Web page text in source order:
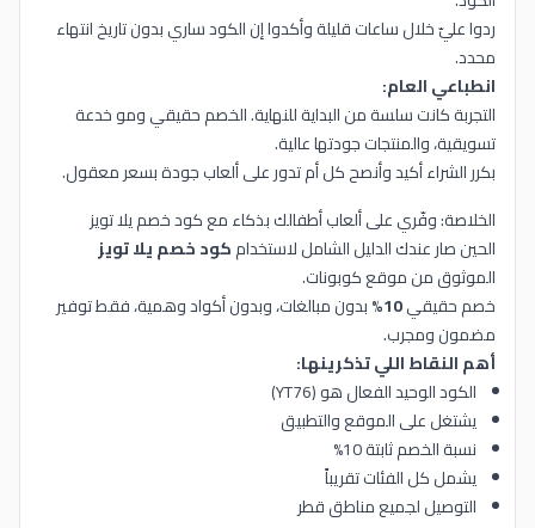
ردوا عليّ خلال ساعات قليلة وأكدوا إن الكود ساري بدون تاريخ انتهاء
محدد.
انطباعي العام:
التجربة كانت سلسة من البداية للنهاية. الخصم حقيقي ومو خدعة
تسويقية، والمنتجات جودتها عالية.
بكرر الشراء أكيد وأنصح كل أم تدور على ألعاب جودة بسعر معقول.
الخلاصة: وفّري على ألعاب أطفالك بذكاء مع كود خصم يلا تويز
الحين صار عندك الدليل الشامل لاستخدامكود خصم يلا تويز
الموثوق من موقع كوبونات.
خصم حقيقي10% بدون مبالغات، وبدون أكواد وهمية، فقط توفير
مضمون ومجرب.
أهم النقاط اللي تذكرينها:
الكود الوحيد الفعال هو (YT76)
يشتغل على الموقع والتطبيق
نسبة الخصم ثابتة 10%
يشمل كل الفئات تقريباً
التوصيل لجميع مناطق قطر